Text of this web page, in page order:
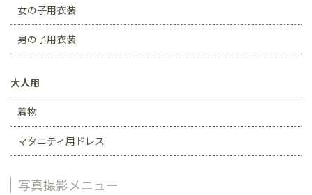
女の子用衣装
男の子用衣装
大人用
着物
マタニティ用ドレス
写真撮影メニュー